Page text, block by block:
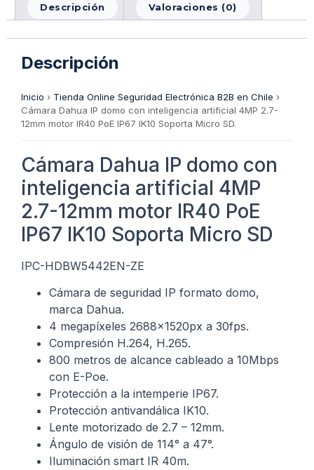
Descripción Valoraciones (0)
Descripción
Inicio › Tienda Online Seguridad Electrónica B2B en Chile ›
Cámara Dahua IP domo con inteligencia artificial 4MP 2.7-
12mm motor IR40 PoE IP67 IK10 Soporta Micro SD.
Cámara Dahua IP domo con
inteligencia artificial 4MP
2.7-12mm motor IR40 PoE
IP67 IK10 Soporta Micro SD
IPC-HDBW5442EN-ZE
Cámara de seguridad IP formato domo,
marca Dahua.
4 megapíxeles 2688x1520px a 30fps.
Compresión H.264, H.265.
800 metros de alcance cableado a 10Mbps
con E-Poe.
Protección a la intemperie IP67.
Protección antivandálica IK10.
Lente motorizado de 2.7 – 12mm.
Ángulo de visión de 114° a 47°.
Iluminación smart IR 40m.